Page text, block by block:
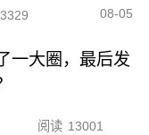
08-05
一大圈，最后发
阅读 13001